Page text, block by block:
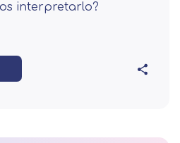
interpretarlo?